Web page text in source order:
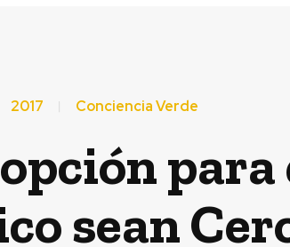
2017 Conciencia Verde
para
sean